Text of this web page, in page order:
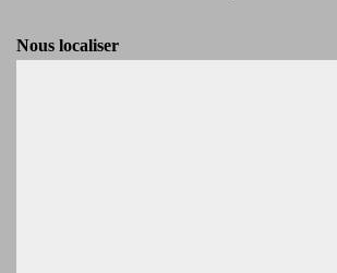
Nous localiser